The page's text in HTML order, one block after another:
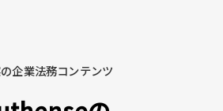
企業法務コンテンツ